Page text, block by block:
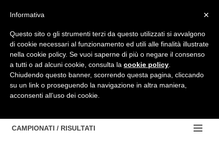
HOME
BACHECA
PROVINCE
TORINO
NOTIZIE:
CAMPIONATI / RISULTATI
×
Informativa
Questo sito o gli strumenti terzi da questo utilizzati si avvalgono
di cookie necessari al funzionamento ed utili alle finalità illustrate
nella cookie policy. Se vuoi saperne di più o negare il consenso
a tutti o ad alcuni cookie, consulta la cookie policy
Chiudendo questo banner, scorrendo questa pagina, cliccando
su un link o proseguendo la navigazione in altra maniera,
acconsenti all’uso dei cookie.